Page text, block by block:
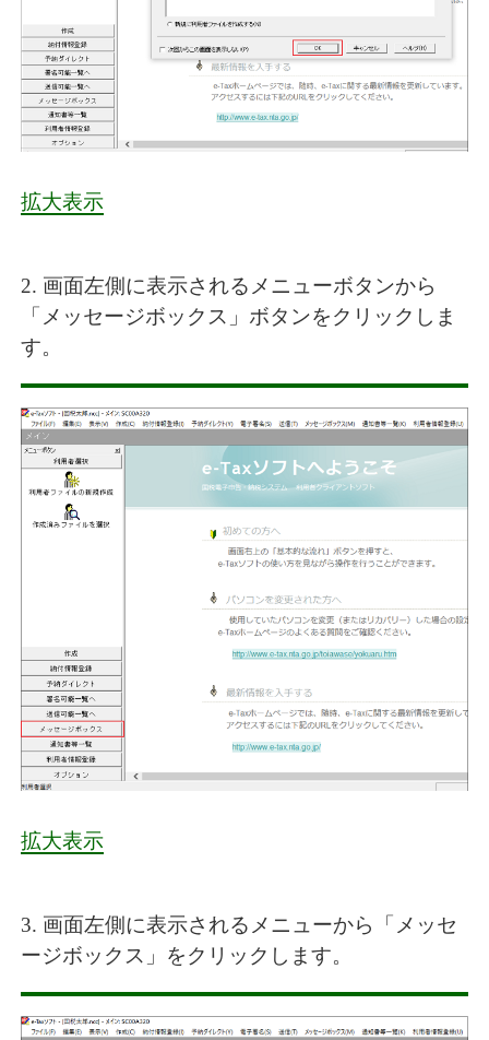
拡大表示
2. 画面左側に表示されるメニューボタンから
「メッセージボックス」ボタンをクリックしま
す。
拡大表示
3. 画面左側に表示されるメニューから「メッセ
ージボックス」をクリックします。